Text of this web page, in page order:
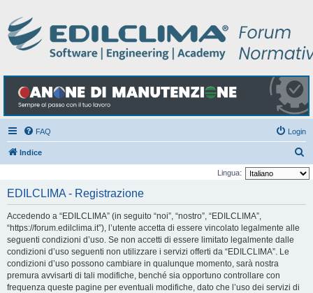
FAQ Login
Indice
e
Lingua:
EDILCLIMA - Registrazione
Accedendo a “EDILCLIMA” (in seguito “noi”, “nostro”, “EDILCLIMA”,
“https://forum.edilclima.it”), l’utente accetta di essere vincolato legalmente alle
seguenti condizioni d’uso. Se non accetti di essere limitato legalmente dalle
condizioni d’uso seguenti non utilizzare i servizi offerti da “EDILCLIMA”. Le
condizioni d’uso possono cambiare in qualunque momento, sarà nostra
premura avvisarti di tali modifiche, benché sia opportuno controllare con
frequenza queste pagine per eventuali modifiche, dato che l’uso dei servizi di